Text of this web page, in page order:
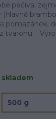
pečiva,
pomazánek,
tvarohu.
skladem